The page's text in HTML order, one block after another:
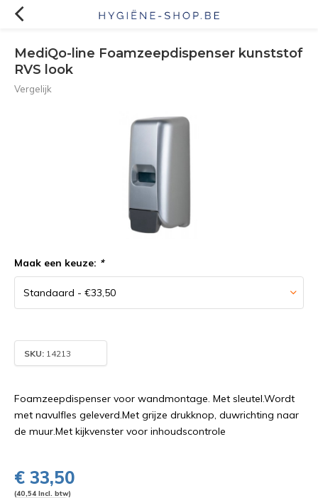
MediQo-line Foamzeepdispenser kunststof
RVS look
Vergelijk
Maak een keuze: *
SKU: 14213
Foamzeepdispenser voor wandmontage. Met sleutel.Wordt
met navulfles geleverd.Met grijze drukknop, duwrichting naar
de muur.Met kijkvenster voor inhoudscontrole
€ 33,50
(40,54 Incl. btw)